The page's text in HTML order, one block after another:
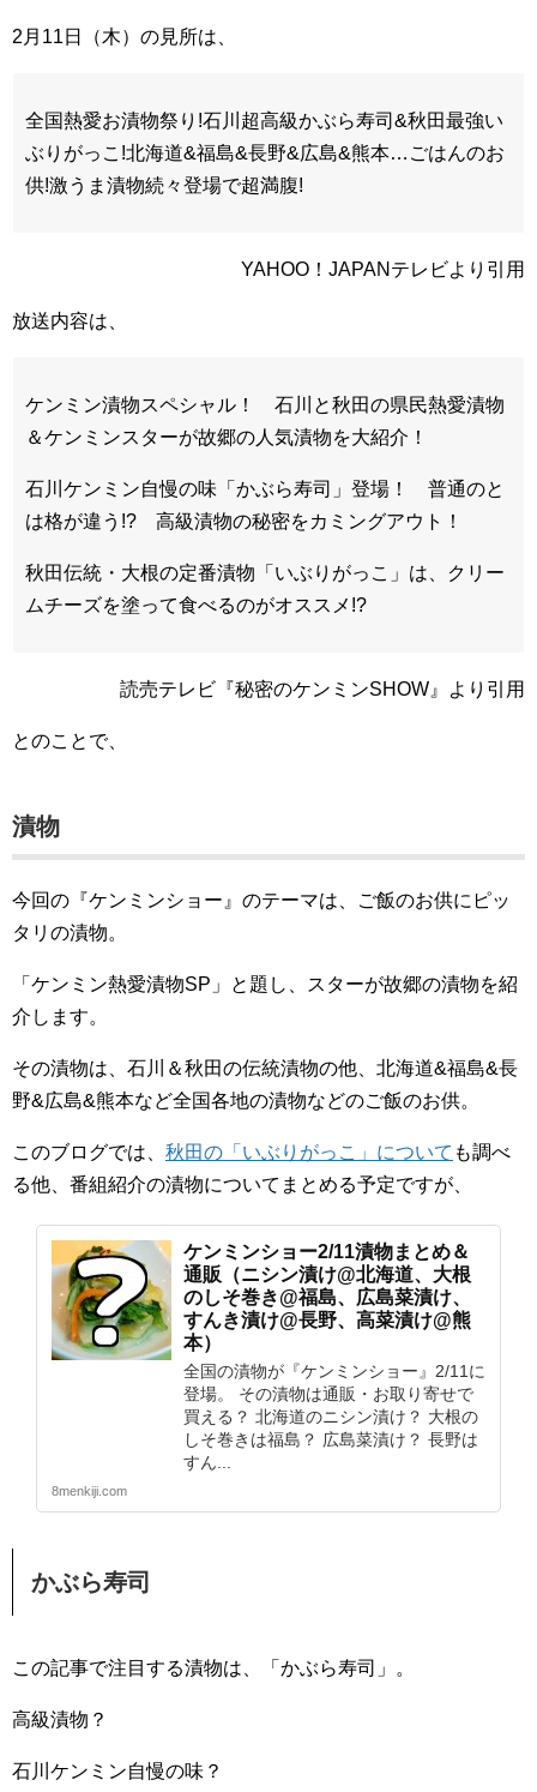
2月11日（木）の見所は、
全国熱愛お漬物祭り!石川超高級かぶら寿司&秋田最強い
ぶりがっこ!北海道&福島&長野&広島&熊本…ごはんのお
供!激うま漬物続々登場で超満腹!
YAHOO！JAPANテレビより引用
放送内容は、
ケンミン漬物スペシャル！ 石川と秋田の県民熱愛漬物
＆ケンミンスターが故郷の人気漬物を大紹介！
石川ケンミン自慢の味「かぶら寿司」登場！ 普通のと
は格が違う!? 高級漬物の秘密をカミングアウト！
秋田伝統・大根の定番漬物「いぶりがっこ」は、クリー
ムチーズを塗って食べるのがオススメ!?
読売テレビ『秘密のケンミンSHOW』より引用
とのことで、
漬物
今回の『ケンミンショー』のテーマは、ご飯のお供にピッ
タリの漬物。
「ケンミン熱愛漬物SP」と題し、スターが故郷の漬物を紹
介します。
その漬物は、石川＆秋田の伝統漬物の他、北海道&福島&長
野&広島&熊本など全国各地の漬物などのご飯のお供。
このブログでは、 秋田の「いぶりがっこ」について も調べ
る他、番組紹介の漬物についてまとめる予定ですが、
ケンミンショー2/11漬物まとめ＆
通販（ニシン漬け@北海道、大根
のしそ巻き@福島、広島菜漬け、
すんき漬け@長野、高菜漬け@熊
本）
全国の漬物が『ケンミンショー』2/11に
登場。 その漬物は通販・お取り寄せで
買える？ 北海道のニシン漬け？ 大根の
しそ巻きは福島？ 広島菜漬け？ 長野は
すん...
8menkiji.com
かぶら寿司
この記事で注目する漬物は、「かぶら寿司」。
高級漬物？
石川ケンミン自慢の味？